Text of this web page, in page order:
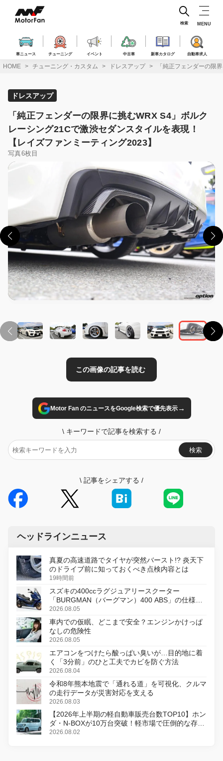
ス
車ニュース チューニング イベント 中古車 新車カタログ 自動車求人
検索 MENU
HOME チューニング・カスタム ドレスアップ 「純正フェンダーの限
ドレスアップ
「純正フェンダーの限界に挑むWRX S4」ボルク
レーシング21Cで激渋セダンスタイルを表現！
【レイズファンミーティング2023】
写真6枚目
Motor Fan のニュースをGoogle検索で優先表示→
\ キーワードで記事を検索する /
検索
\ 記事をシェアする /
ヘッドラインニュース
真夏の高速道路でタイヤが突然バースト!? 炎天下
のドライブ前に知っておくべき点検内容とは
19時間前
スズキの400ccラグジュアリースクーター
「BURGMAN（バーグマン）400 ABS」の仕様を
変更し、8月18日に発売
2026.08.05
車内での仮眠、どこまで安全？エンジンかけっぱ
なしの危険性
2026.08.05
エアコンをつけたら酸っぱい臭いが…目的地に着
く「3分前」のひと工夫でカビを防ぐ方法
2026.08.04
令和8年熊本地震で「通れる道」を可視化、クルマ
の走行データが災害対応を支える
2026.08.03
【2026年上半期の軽自動車販売台数TOP10】ホン
ダ・N-BOXが10万台突破！軽市場で圧倒的な存在
感
2026.08.02